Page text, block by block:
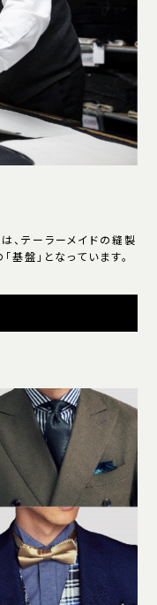
、テーラーメイドの縫製
基盤」となっています。